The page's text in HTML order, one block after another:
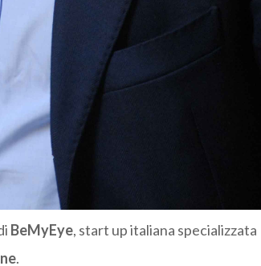
BeMyEye, start up italiana specializzata
.